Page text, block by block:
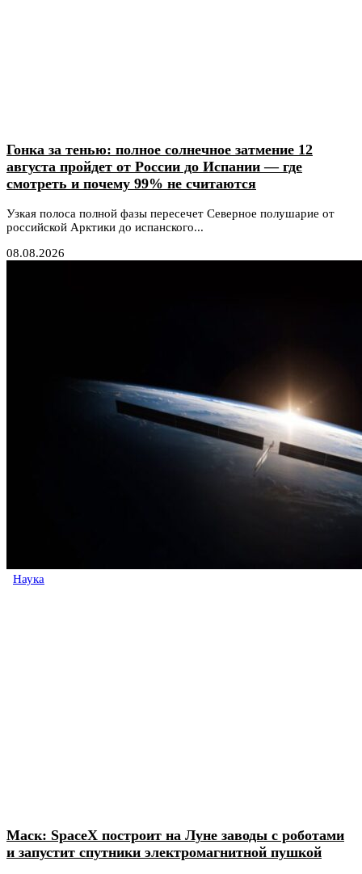
Гонка за тенью: полное солнечное затмение 12
августа пройдет от России до Испании — где
смотреть и почему 99% не считаются
Узкая полоса полной фазы пересечет Северное полушарие от
российской Арктики до испанского...
08.08.2026
Наука
Маск: SpaceX построит на Луне заводы с роботами
и запустит спутники электромагнитной пушкой